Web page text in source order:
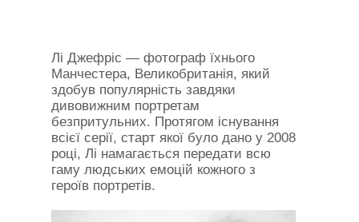
Лі Джефріс — фотограф їхнього
Манчестера, Великобританія, який
здобув популярність завдяки
дивовижним портретам
безпритульних. Протягом існування
всієї серії, старт якої було дано у 2008
році, Лі намагається передати всю
гаму людських емоцій кожного з
героїв портретів.